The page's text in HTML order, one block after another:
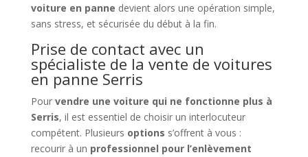
voiture en panne devient alors une opération simple,
sans stress, et sécurisée du début à la fin.
Prise de contact avec un
spécialiste de la vente de voitures
en panne Serris
Pour vendre une voiture qui ne fonctionne plus à
Serris, il est essentiel de choisir un interlocuteur
compétent. Plusieurs options s’offrent à vous :
recourir à un professionnel pour l’enlèvement